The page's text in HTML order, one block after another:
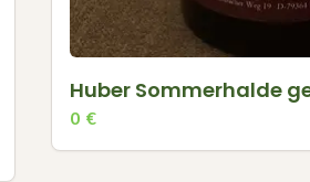
Huber Sommerhalde
0 €